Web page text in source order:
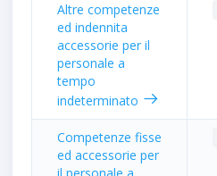
Altre competenze
ed indennita
accessorie per il
personale a
tempo
indeterminato
Competenze fisse
ed accessorie per